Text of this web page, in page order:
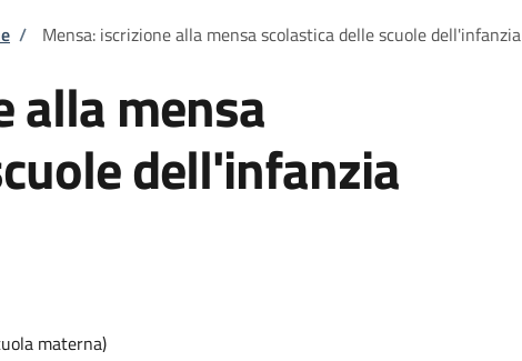
/ Mensa: iscrizione alla mensa scolastica delle scuole dell'infanzia
alla mensa
dell'infanzia
materna)